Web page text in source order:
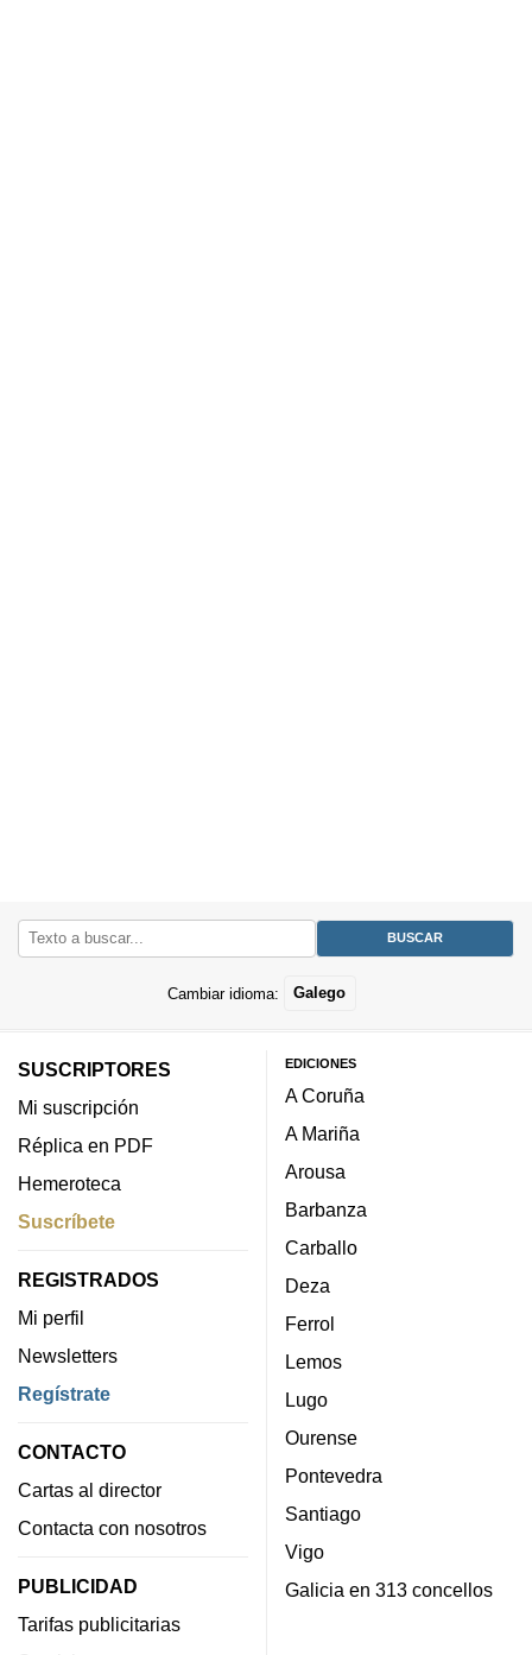
Cambiar idioma: Galego
SUSCRIPTORES
Mi suscripción
Réplica en PDF
Hemeroteca
Suscríbete
REGISTRADOS
Mi perfil
Newsletters
Regístrate
CONTACTO
Cartas al director
Contacta con nosotros
PUBLICIDAD
Tarifas publicitarias
EDICIONES
A Coruña
A Mariña
Arousa
Barbanza
Carballo
Deza
Ferrol
Lemos
Lugo
Ourense
Pontevedra
Santiago
Vigo
Galicia en 313 concellos